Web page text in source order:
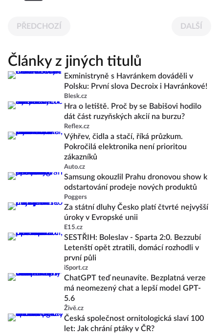
PŘEDCHOZÍ DALŠÍ
Články z jiných titulů
Exministryně s Havránkem dováděli v
Polsku: První slova Decroix i Havránkové!
Blesk.cz
Hra o letiště. Proč by se Babišovi hodilo
dát část ruzyňských akcií na burzu?
Reflex.cz
Výhřev, čidla a stačí, říká průzkum.
Pokročilá elektronika není prioritou
zákazníků
Auto.cz
Samsung okouzlil Prahu dronovou show k
odstartování prodeje nových produktů
Poggers
Za státní dluhy Česko platí čtvrté nejvyšší
úroky v Evropské unii
E15.cz
SESTŘIH: Boleslav - Sparta 2:0. Bezzubí
Letenští opět ztratili, domácí rozhodli v
první půli
iSport.cz
ChatGPT teď neunavíte. Bezplatná verze
má neomezený chat a lepší model GPT-
5.6
Živě.cz
Česká společnost ornitologická slaví 100
let: Jak chrání ptáky v ČR?